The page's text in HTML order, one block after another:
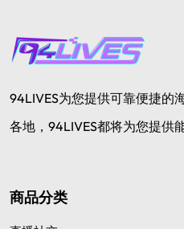
94LIVES为您提供可靠便捷的
各地，94LIVES都将为您提供
商品分类